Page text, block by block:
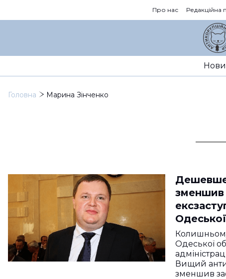
Про нас Редакційна
Головна Марина Зінченко
зменшив
Одеської
Вищий
зменшив